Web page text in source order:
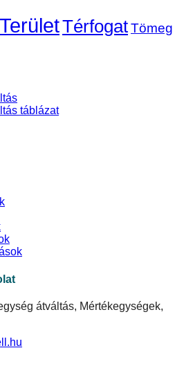
TerületTérfogatTömeg
táblázat
átváltás, Mértékegységek,